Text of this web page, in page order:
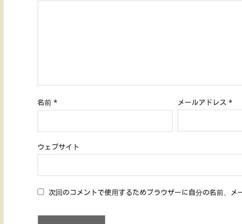
名前 * メールアドレス*
ウェブサイト
次回のコメントで使用するためブラウザーに自分の名前、メ